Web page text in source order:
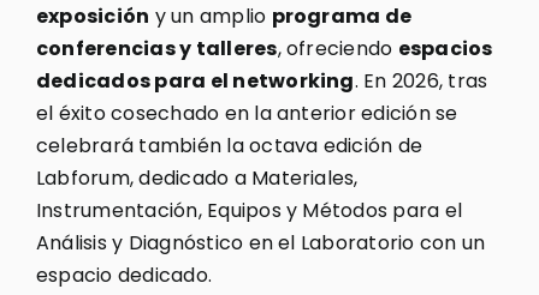
exposición y un amplio programa de
conferencias y talleres, ofreciendo espacios
dedicados para el networking. En 2026, tras
el éxito cosechado en la anterior edición se
celebrará también la octava edición de
Labforum, dedicado a Materiales,
Instrumentación, Equipos y Métodos para el
Análisis y Diagnóstico en el Laboratorio con un
espacio dedicado.